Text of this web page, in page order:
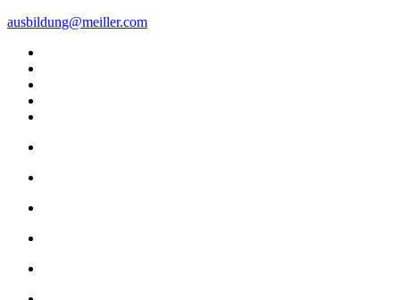
ausbildung@meiller.com